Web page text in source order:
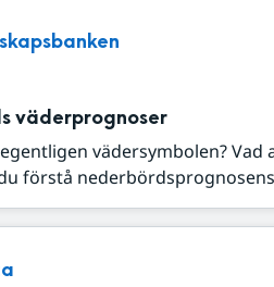
väderprognoser
vädersymbolen? Vad
förstå